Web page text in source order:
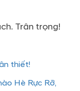
Trân trọng!
thiết!
Hè Rực Rỡ,